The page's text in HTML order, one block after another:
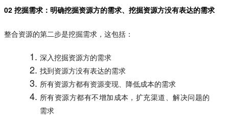
02 挖掘需求：明确挖掘资源方的需求、挖掘资源方没有表达的需求
整合资源的第二步是挖掘需求，这包括：
深入挖掘资源方的需求
找到资源方没有表达的需求
所有资源方都有资源变现、降低成本的需求
所有资源方都有不增加成本，扩充渠道、解决问题的
需求